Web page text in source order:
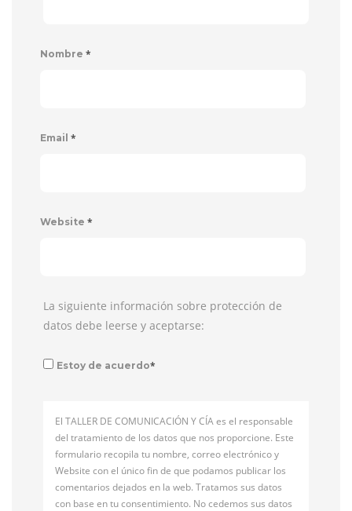
Nombre *
Email *
Website *
La siguiente información sobre protección de
datos debe leerse y aceptarse:
Estoy de acuerdo*
El TALLER DE COMUNICACIÓN Y CÍA es el responsable
del tratamiento de los datos que nos proporcione. Este
formulario recopila tu nombre, correo electrónico y
Website con el único fin de que podamos publicar los
comentarios dejados en la web. Tratamos sus datos
con base en tu consentimiento. No cedemos sus datos